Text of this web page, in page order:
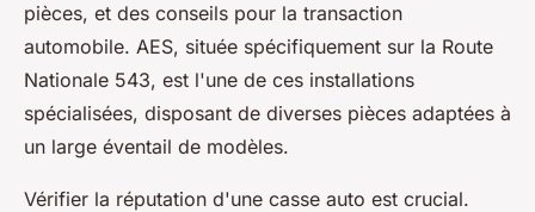
pièces, et des conseils pour la transaction
automobile. AES, située spécifiquement sur la Route
Nationale 543, est l'une de ces installations
spécialisées, disposant de diverses pièces adaptées à
un large éventail de modèles.
Vérifier la réputation d'une casse auto est crucial.